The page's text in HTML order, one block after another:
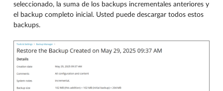
seleccionado, la suma de los backups incrementales anteriores y
el backup completo inicial. Usted puede descargar todos estos
backups.